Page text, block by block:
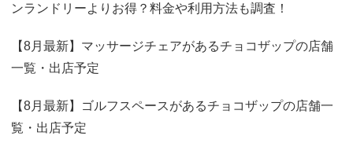
ンランドリーよりお得？料金や利用方法も調査！
【8月最新】マッサージチェアがあるチョコザップの店舗
一覧・出店予定
【8月最新】ゴルフスペースがあるチョコザップの店舗一
覧・出店予定